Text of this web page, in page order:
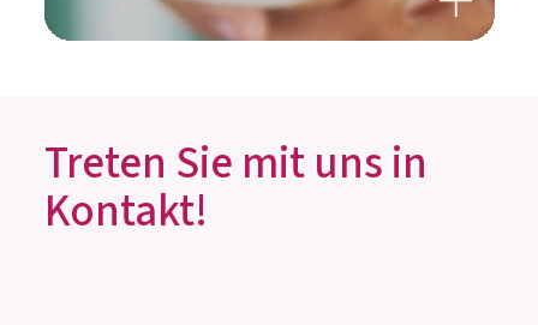
Treten Sie mit uns in
Kontakt!